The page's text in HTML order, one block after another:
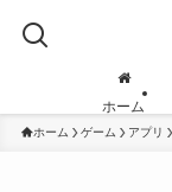
ホーム
ホーム ゲーム アプリ